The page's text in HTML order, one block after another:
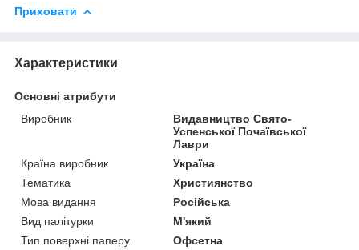
Приховати
Характеристики
Основні атрибути
Виробник
Видавництво Свято-
Успенської Почаївської
Лаври
Країна виробник
Україна
Тематика
Християнство
Мова видання
Російська
Вид палітурки
М'який
Тип поверхні паперу
Офсетна